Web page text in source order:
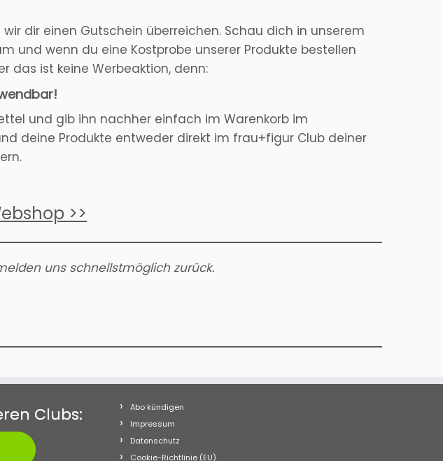
dir einen Gutschein überreichen. Schau dich in unserem
und wenn du eine Kostprobe unserer Produkte bestellen
das ist keine Werbeaktion, denn:
und gib ihn nachher einfach im Warenkorb im
deine Produkte entweder direkt im frau+figur Club deiner
>>
uns schnellstmöglich zurück.
Clubs:
Abo kündigen
Impressum
Datenschutz
Cookie-Richtlinie (EU)